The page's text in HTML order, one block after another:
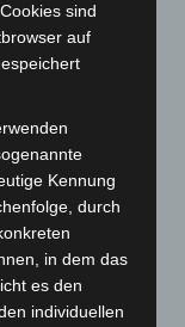
sind
auf
Kennung
durch
in dem das
es den
individuellen